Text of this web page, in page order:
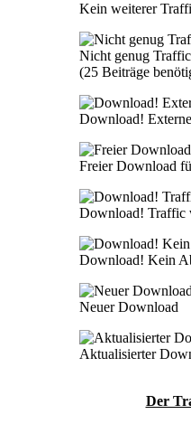
Kein weiterer
Nicht genug
(25 Beiträge
Download!
Freier Download
Download! Traffic
Download! Kein
Neuer Download
Aktualisierter
Der